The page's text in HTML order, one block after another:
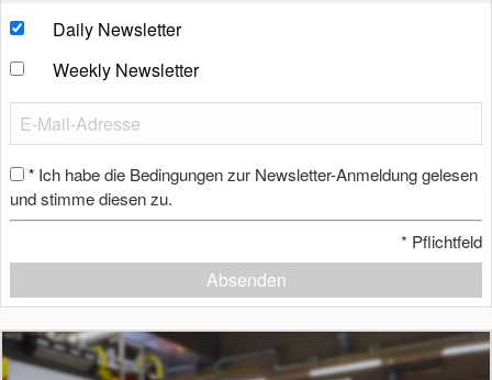
Daily Newsletter
Weekly Newsletter
* Ich habe die Bedingungen zur Newsletter-Anmeldung gelesen
und stimme diesen zu.
* Pflichtfeld
Absenden